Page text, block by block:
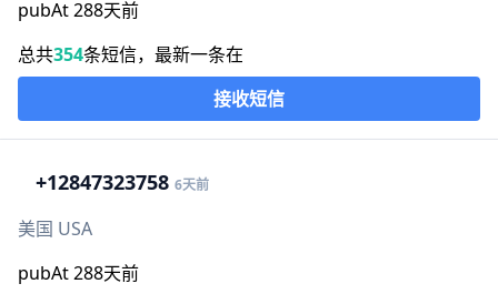
pubAt 288天前
总共354条短信，最新一条在
接收短信
+12847323758 6天前
美国 USA
pubAt 288天前